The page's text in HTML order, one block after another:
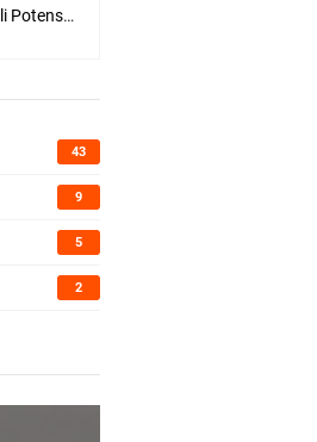
MPLS Hari Ketiga: Menggali Potensi, Merajut Asa
43
9
5
2